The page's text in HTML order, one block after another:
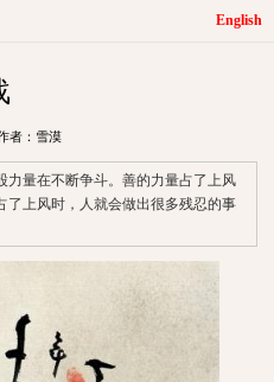
English
者：雪漠
力量在不断争斗。善的力量占了上风
了上风时，人就会做出很多残忍的事